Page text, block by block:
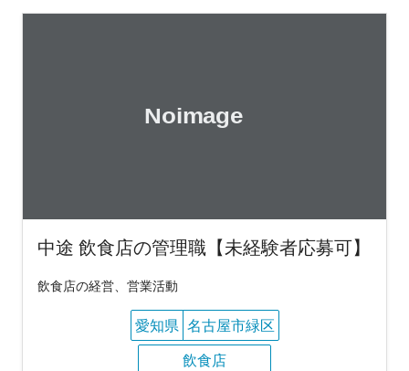
中途 飲食店の管理職【未経験者応募可】
飲食店の経営、営業活動
愛知県 名古屋市緑区
飲食店